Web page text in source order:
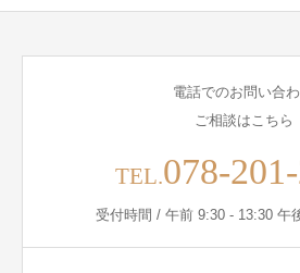
電話でのお問い合
ご相談はこちら
TEL.078-
受付時間 / 午前 9:30 - 13:30 午